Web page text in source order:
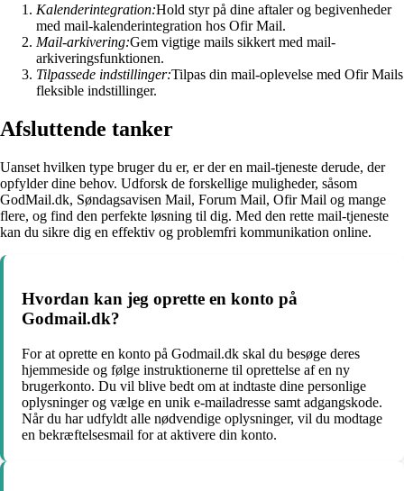
Kalenderintegration:Hold styr på dine aftaler og begivenheder
med mail-kalenderintegration hos Ofir Mail.
Mail-arkivering:Gem vigtige mails sikkert med mail-
arkiveringsfunktionen.
Tilpassede indstillinger:Tilpas din mail-oplevelse med Ofir Mails
fleksible indstillinger.
Afsluttende tanker
Uanset hvilken type bruger du er, er der en mail-tjeneste derude, der
opfylder dine behov. Udforsk de forskellige muligheder, såsom
GodMail.dk, Søndagsavisen Mail, Forum Mail, Ofir Mail og mange
flere, og find den perfekte løsning til dig. Med den rette mail-tjeneste
kan du sikre dig en effektiv og problemfri kommunikation online.
Hvordan kan jeg oprette en konto på
Godmail.dk?
For at oprette en konto på Godmail.dk skal du besøge deres
hjemmeside og følge instruktionerne til oprettelse af en ny
brugerkonto. Du vil blive bedt om at indtaste dine personlige
oplysninger og vælge en unik e-mailadresse samt adgangskode.
Når du har udfyldt alle nødvendige oplysninger, vil du modtage
en bekræftelsesmail for at aktivere din konto.